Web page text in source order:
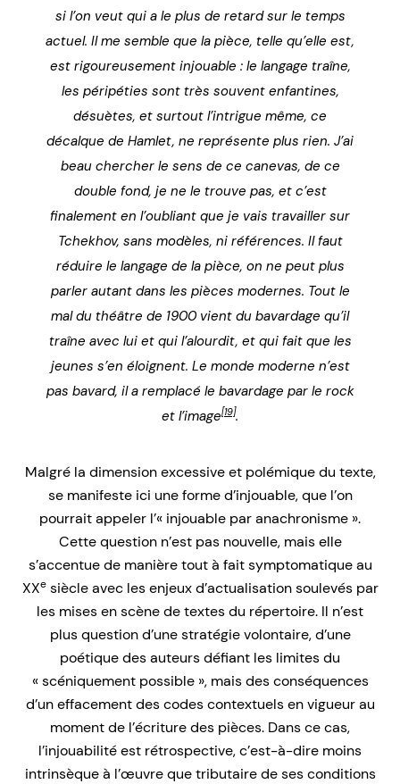
si l’on veut qui a le plus de retard sur le temps
actuel. Il me semble que la pièce, telle qu’elle est,
est rigoureusement injouable : le langage traîne,
les péripéties sont très souvent enfantines,
désuètes, et surtout l’intrigue même, ce
décalque de Hamlet, ne représente plus rien. J’ai
beau chercher le sens de ce canevas, de ce
double fond, je ne le trouve pas, et c’est
finalement en l’oubliant que je vais travailler sur
Tchekhov, sans modèles, ni références. Il faut
réduire le langage de la pièce, on ne peut plus
parler autant dans les pièces modernes. Tout le
mal du théâtre de 1900 vient du bavardage qu’il
traîne avec lui et qui l’alourdit, et qui fait que les
jeunes s’en éloignent. Le monde moderne n’est
pas bavard, il a remplacé le bavardage par le rock
et l’image[19].
Malgré la dimension excessive et polémique du texte,
se manifeste ici une forme d’injouable, que l’on
pourrait appeler l’« injouable par anachronisme ».
Cette question n’est pas nouvelle, mais elle
s’accentue de manière tout à fait symptomatique au
XXesiècle avec les enjeux d’actualisation soulevés par
les mises en scène de textes du répertoire. Il n’est
plus question d’une stratégie volontaire, d’une
poétique des auteurs défiant les limites du
« scéniquement possible », mais des conséquences
d’un effacement des codes contextuels en vigueur au
moment de l’écriture des pièces. Dans ce cas,
l’injouabilité est rétrospective, c’est-à-dire moins
intrinsèque à l’œuvre que tributaire de ses conditions